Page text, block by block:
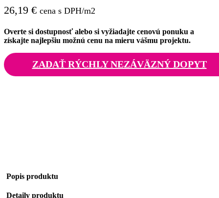
26,19 € cena s DPH/m2
Overte si dostupnosť alebo si vyžiadajte cenovú ponuku a
získajte najlepšiu možnú cenu na mieru vášmu projektu.
ZADAŤ RÝCHLY NEZÁVÄZNÝ DOPYT
Popis produktu
Detaily produktu